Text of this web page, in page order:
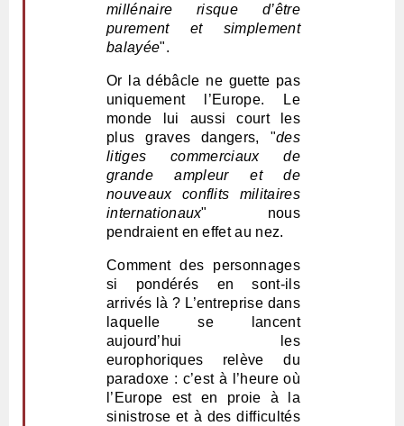
millénaire risque d’être
purement et simplement
balayée".
Or la débâcle ne guette pas
uniquement l’Europe. Le
monde lui aussi court les
plus graves dangers, "des
litiges commerciaux de
grande ampleur et de
nouveaux conflits militaires
internationaux" nous
pendraient en effet au nez.
Comment des personnages
si pondérés en sont-ils
arrivés là ? L’entreprise dans
laquelle se lancent
aujourd’hui les
europhoriques relève du
paradoxe : c’est à l’heure où
l’Europe est en proie à la
sinistrose et à des difficultés